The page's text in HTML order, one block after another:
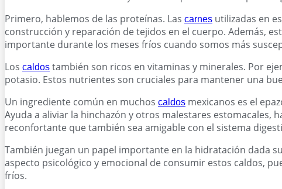
Primero, hablemos de las proteínas. Las carnes utilizadas en
construcción y reparación de tejidos en el cuerpo. Además,
importante durante los meses fríos cuando somos más
Los caldos también son ricos en vitaminas y minerales. Por
potasio. Estos nutrientes son cruciales para mantener una
Un ingrediente común en muchos caldos mexicanos es el
Ayuda a aliviar la hinchazón y otros malestares estomacales,
reconfortante que también sea amigable con el sistema
También juegan un papel importante en la hidratación dada
aspecto psicológico y emocional de consumir estos caldos,
fríos.